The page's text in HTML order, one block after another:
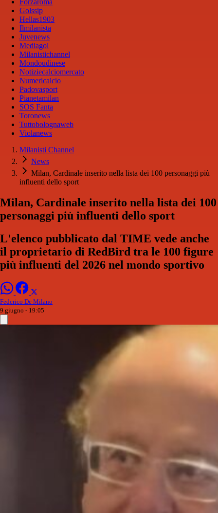
Forzaroma
Golssip
Hellas1903
Ilmilanista
Juvenews
Mediagol
Milanistichannel
Mondoudinese
Notiziecalciomercato
Numericalcio
Padovasport
Pianetamilan
SOS Fanta
Toronews
Tuttobolognaweb
Violanews
Milanisti Channel
News
Milan, Cardinale inserito nella lista dei 100 personaggi più
influenti dello sport
Milan, Cardinale inserito nella lista dei 100
personaggi più influenti dello sport
L'elenco pubblicato dal TIME vede anche
il proprietario di RedBird tra le 100 figure
più influenti del 2026 nel mondo sportivo
Federico De Milano
9 giugno - 19:05